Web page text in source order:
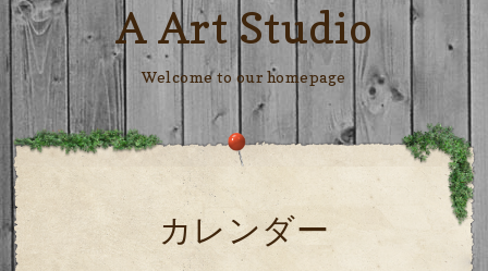
A Art Studio
Welcome to our homepage
カレンダー